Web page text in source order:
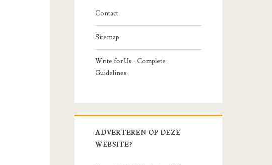
Contact
Sitemap
Write for Us - Complete
Guidelines
ADVERTEREN OP DEZE
WEBSITE?